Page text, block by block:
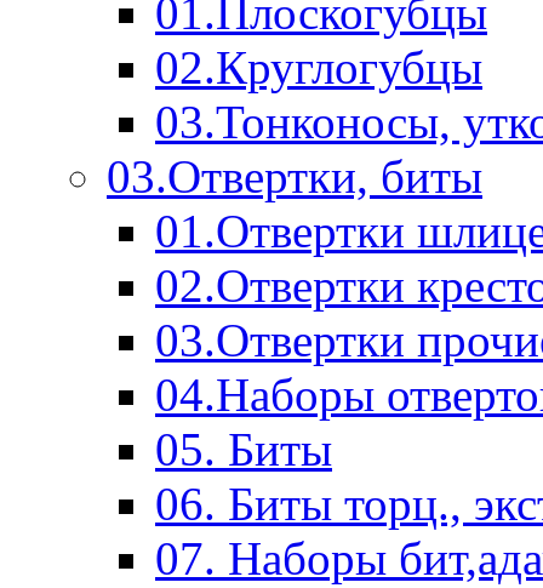
01.Плоскогубцы
02.Круглогубцы
03.Тонконосы,
03.Отвертки, биты
01.Отвертки
02.Отвертки
03.Отвертки
04.Наборы
05. Биты
06. Биты торц.,
07. Наборы